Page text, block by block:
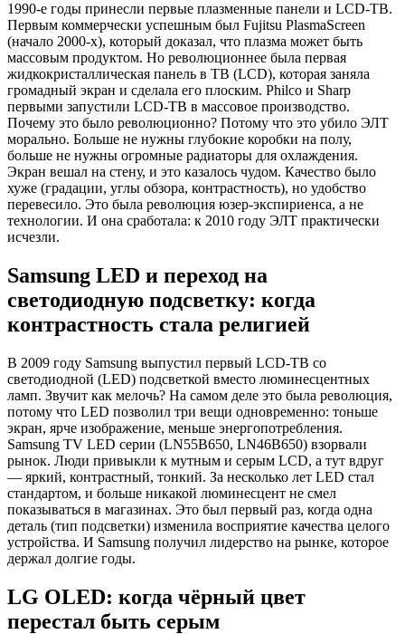
1990-е годы принесли первые плазменные панели и LCD-ТВ.
Первым коммерчески успешным был Fujitsu PlasmaScreen
(начало 2000-х), который доказал, что плазма может быть
массовым продуктом. Но революционнее была первая
жидкокристаллическая панель в ТВ (LCD), которая заняла
громадный экран и сделала его плоским. Philco и Sharp
первыми запустили LCD-ТВ в массовое производство.
Почему это было революционно? Потому что это убило ЭЛТ
морально. Больше не нужны глубокие коробки на полу,
больше не нужны огромные радиаторы для охлаждения.
Экран вешал на стену, и это казалось чудом. Качество было
хуже (градации, углы обзора, контрастность), но удобство
перевесило. Это была революция юзер-экспириенса, а не
технологии. И она сработала: к 2010 году ЭЛТ практически
исчезли.
Samsung LED и переход на
светодиодную подсветку: когда
контрастность стала религией
В 2009 году Samsung выпустил первый LCD-ТВ со
светодиодной (LED) подсветкой вместо люминесцентных
ламп. Звучит как мелочь? На самом деле это была революция,
потому что LED позволил три вещи одновременно: тоньше
экран, ярче изображение, меньше энергопотребления.
Samsung TV LED серии (LN55B650, LN46B650) взорвали
рынок. Люди привыкли к мутным и серым LCD, а тут вдруг
— яркий, контрастный, тонкий. За несколько лет LED стал
стандартом, и больше никакой люминесцент не смел
показываться в магазинах. Это был первый раз, когда одна
деталь (тип подсветки) изменила восприятие качества целого
устройства. И Samsung получил лидерство на рынке, которое
держал долгие годы.
LG OLED: когда чёрный цвет
перестал быть серым